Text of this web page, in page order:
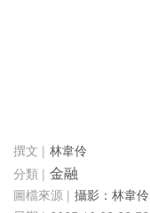
林韋伶
金融
攝影：林韋伶